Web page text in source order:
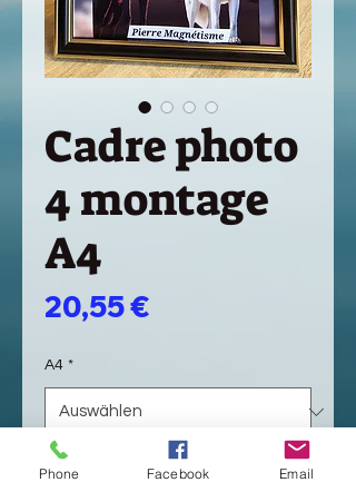
Cadre photo
4 montage
A4
20,55 €Preis
A4 *
Anzahl
Phone Facebook Email